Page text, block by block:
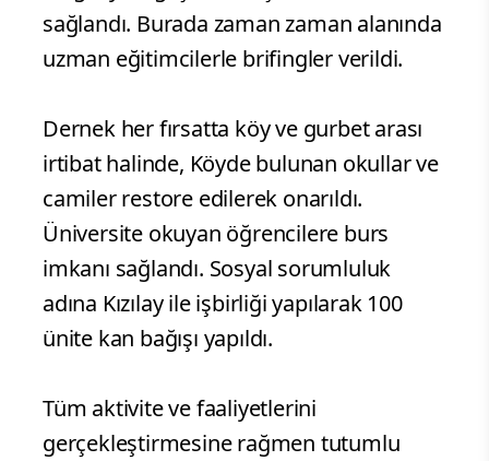
sağlandı. Burada zaman zaman alanında
uzman eğitimcilerle brifingler verildi.
Dernek her fırsatta köy ve gurbet arası
irtibat halinde, Köyde bulunan okullar ve
camiler restore edilerek onarıldı.
Üniversite okuyan öğrencilere burs
imkanı sağlandı. Sosyal sorumluluk
adına Kızılay ile işbirliği yapılarak 100
ünite kan bağışı yapıldı.
Tüm aktivite ve faaliyetlerini
gerçekleştirmesine rağmen tutumlu